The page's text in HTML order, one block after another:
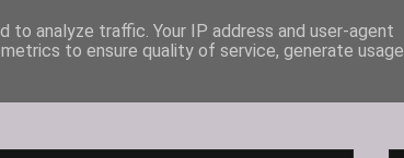
analyze traffic. Your IP address and user-agent
to ensure quality of service, generate usage